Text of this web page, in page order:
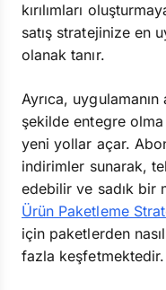
kırılımları
satış stratejinize en
olanak tanır.
Ayrıca,
şekilde entegre
yeni yollar açar.
indirimler sunarak,
edebilir ve sadık bir
Ürün Paketleme
için paketlerden
fazla keşfetmektedir.